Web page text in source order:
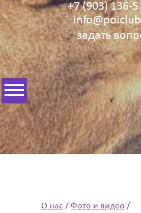
+7 (903)
задать
О нас / Фото и видео /